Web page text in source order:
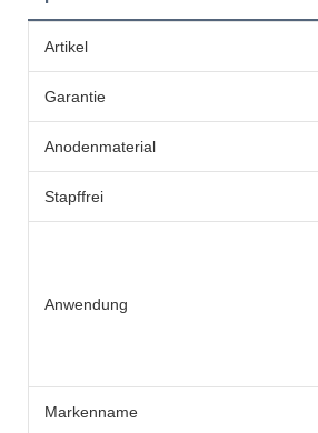
Artikel
Garantie
Anodenmaterial
Stapffrei
Anwendung
Markenname